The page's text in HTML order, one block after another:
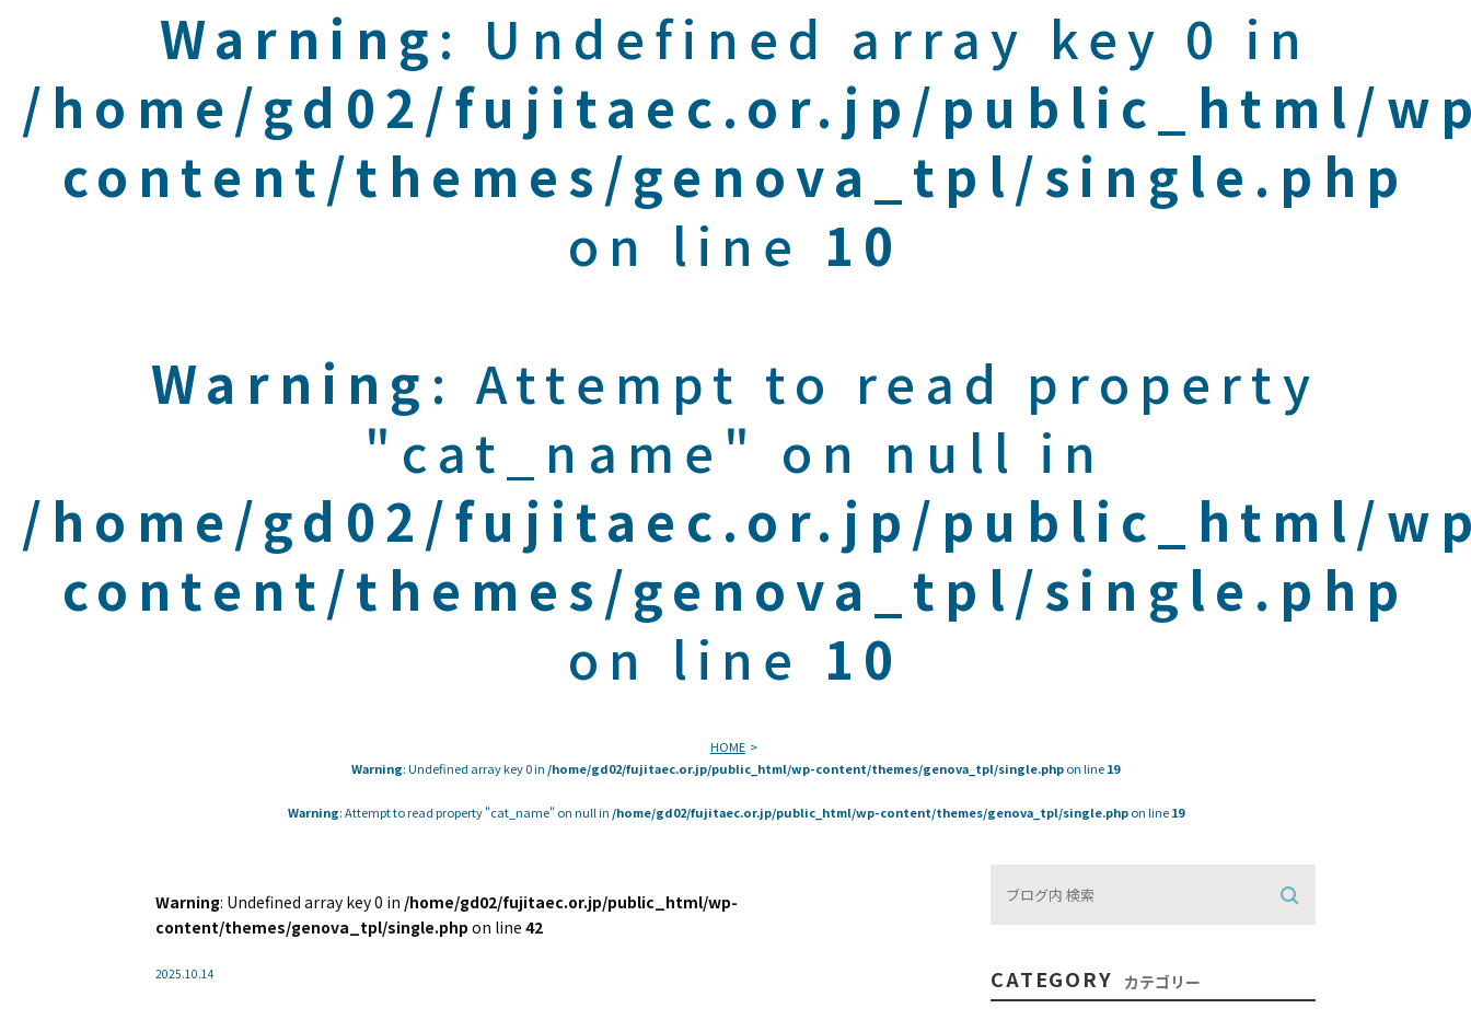
Warning: Undefined array key 0 in
/home/gd02/fujitaec.or.jp/public_html/
content/themes/genova_tpl/single.php
on line 10
Warning : Attempt to read property
"cat_name" on null in
/home/gd02/fujitaec.or.jp/public_html/
content/themes/genova_tpl/single.php
on line 10
HOME
Warning: Undefined array key 0 in /home/gd02/fujitaec.or.jp/public_html/wp-content/themes/genova_tpl/single.phpon line19
Warning: Attempt to read property "cat_name" on null in /home/gd02/fujitaec.or.jp/public_html/wp-content/themes/genova_tpl/single.phpon line19
Warning: Undefined array key 0 in /home/gd02/fujitaec.or.jp/public_html/wp-
content/themes/genova_tpl/single.php on line 42
2025.10.14 CATEGORY カテゴリー